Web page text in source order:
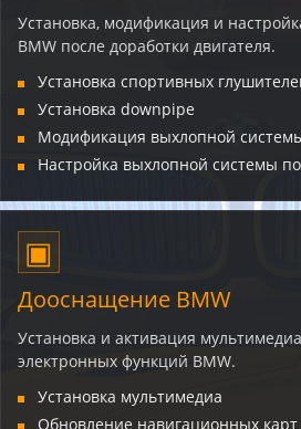
Установка, модификация и
BMW после доработки двигателя.
Установка спортивных
Установка downpipe
Модификация выхлопной
Настройка выхлопной системы
▣
Дооснащение BMW
Установка и активация
электронных функций BMW.
Установка мультимедиа
Обновление навигационных карт